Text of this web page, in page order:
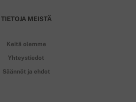
TIETOJA MEISTÄ
Keitä olemme
Yhteystiedot
Säännöt ja ehdot